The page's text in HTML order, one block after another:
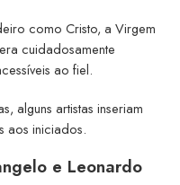
como Cristo, a Virgem
cuidadosamente
ao fiel.
alguns artistas inseriam
aos iniciados.
e Leonardo